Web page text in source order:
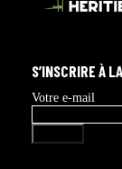
S’INSCRIRE À
Votre e-mail